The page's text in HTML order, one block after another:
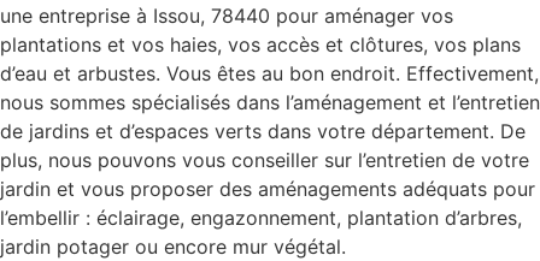
une entreprise à Issou, 78440 pour aménager vos
plantations et vos haies, vos accès et clôtures, vos plans
d’eau et arbustes. Vous êtes au bon endroit. Effectivement,
nous sommes spécialisés dans l’aménagement et l’entretien
de jardins et d’espaces verts dans votre département. De
plus, nous pouvons vous conseiller sur l’entretien de votre
jardin et vous proposer des aménagements adéquats pour
l’embellir : éclairage, engazonnement, plantation d’arbres,
jardin potager ou encore mur végétal.